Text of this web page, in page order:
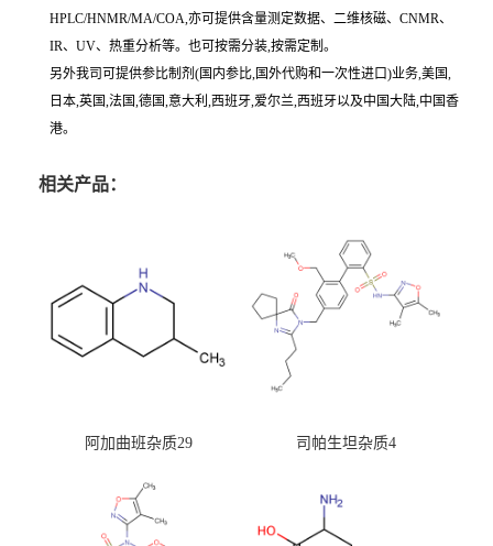
HPLC/HNMR/MA/COA,亦可提供含量测定数据、二维核磁、CNMR、
IR、UV、热重分析等。也可按需分装,按需定制。
另外我司可提供参比制剂(国内参比,国外代购和一次性进口)业务,美国,
日本,英国,法国,德国,意大利,西班牙,爱尔兰,西班牙以及中国大陆,中国香
港。
相关产品：
阿加曲班杂质29 司帕生坦杂质4